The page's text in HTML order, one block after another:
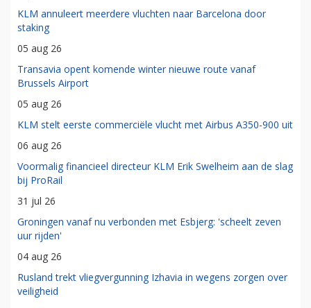
KLM annuleert meerdere vluchten naar Barcelona door
staking
05 aug 26
Transavia opent komende winter nieuwe route vanaf
Brussels Airport
05 aug 26
KLM stelt eerste commerciële vlucht met Airbus A350-900 uit
06 aug 26
Voormalig financieel directeur KLM Erik Swelheim aan de slag
bij ProRail
31 jul 26
Groningen vanaf nu verbonden met Esbjerg: 'scheelt zeven
uur rijden'
04 aug 26
Rusland trekt vliegvergunning Izhavia in wegens zorgen over
veiligheid